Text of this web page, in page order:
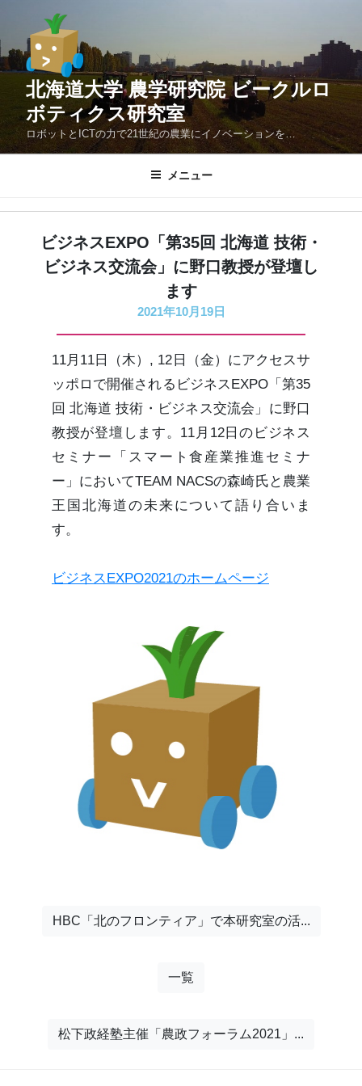
テ
ン
ス
キ
北海道大学 農学研究院 ビークルロ
ボティクス研究室
ロボットとICTの力で21世紀の農業にイノベーションを…
メニュー
ビジネスEXPO「第35回 北海道 技術・
ビジネス交流会」に野口教授が登壇し
ます
2021年10月19日
11月11日（木）, 12日（金）にアクセスサ
ッポロで開催されるビジネスEXPO「第35
回 北海道 技術・ビジネス交流会」に野口
教授が登壇します。11月12日のビジネス
セミナー「スマート食産業推進セミナ
ー」においてTEAM NACSの森崎氏と農業
王国北海道の未来について語り合いま
す。
ビジネスEXPO2021のホームページ
HBC「北のフロンティア」で本研究室の活...
一覧
松下政経塾主催「農政フォーラム2021」...